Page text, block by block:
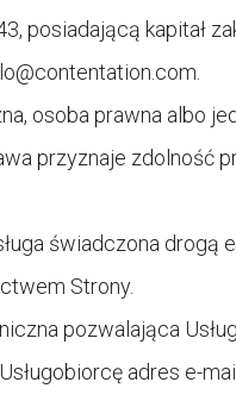
posiadającą kapitał
osoba prawna albo
przyznaje zdolność
świadczona drogą
Strony.
pozwalająca
adres e-